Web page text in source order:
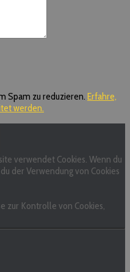
Spam zu reduzieren. Erfahre,
werden.
verwendet Cookies. Wenn du
der Verwendung von Cookies
zur Kontrolle von Cookies,